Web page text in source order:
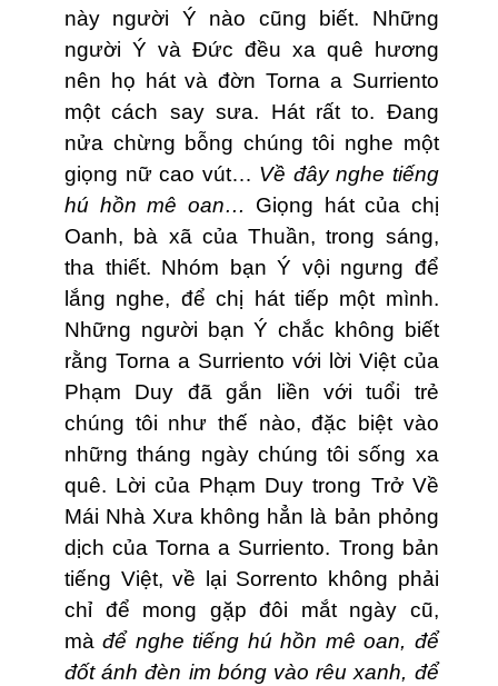
này người Ý nào cũng biết. Những
người Ý và Ðức đều xa quê hương
nên họ hát và đờn Torna a Surriento
một cách say sưa. Hát rất to. Ðang
nửa chừng bỗng chúng tôi nghe một
giọng nữ cao vút… Về đây nghe tiếng
hú hồn mê oan…
Giọng hát của chị
Oanh, bà xã của Thuần, trong sáng,
tha thiết. Nhóm bạn Ý vội ngưng để
lắng nghe, để chị hát tiếp một mình.
Những người bạn Ý chắc không biết
rằng Torna a Surriento với lời Việt của
Phạm Duy đã gắn liền với tuổi trẻ
chúng tôi như thế nào, đặc biệt vào
những tháng ngày chúng tôi sống xa
quê. Lời của Phạm Duy trong Trở Về
Mái Nhà Xưa không hẳn là bản phỏng
dịch của Torna a Surriento. Trong bản
tiếng Việt, về lại Sorrento không phải
chỉ để mong gặp đôi mắt ngày cũ,
màđể nghe tiếng hú hồn mê oan, để
đốt ánh đèn im bóng vào rêu xanh, để